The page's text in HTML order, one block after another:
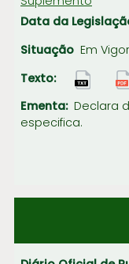
Em Vigor
Declara
especifica.